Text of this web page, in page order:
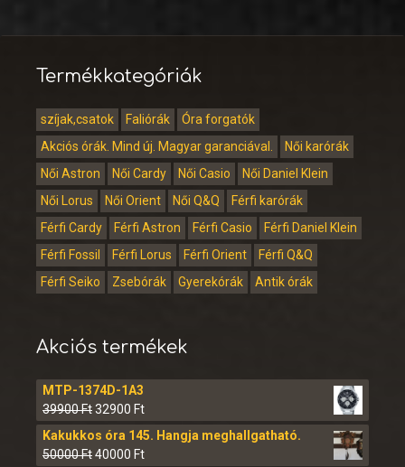
Termékkategóriák
szíjak,csatok Faliórák
Óra forgatók
Akciós órák. Mind új. Magyar garanciával.
Női karórák
Női Astron
Női Cardy Női Casio
Női Daniel Klein
Női Lorus
Női Orient Női Q&Q
Férfi karórák
Férfi Cardy
Férfi Astron Férfi Casio
Férfi Daniel Klein
Férfi Fossil
Férfi Lorus Férfi Orient
Férfi Q&Q
Férfi Seiko
Zsebórák Gyerekórák Antik órák
Akciós termékek
MTP-1374D-1A3
39900Ft32900 Ft
Kakukkos óra 145. Hangja meghallgatható.
50000Ft40000 Ft